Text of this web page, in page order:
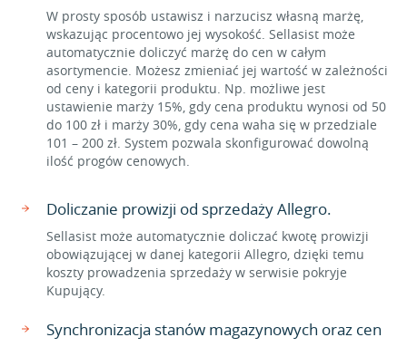
W prosty sposób ustawisz i narzucisz własną marżę,
wskazując procentowo jej wysokość. Sellasist może
automatycznie doliczyć marżę do cen w całym
asortymencie. Możesz zmieniać jej wartość w zależności
od ceny i kategorii produktu. Np. możliwe jest
ustawienie marży 15%, gdy cena produktu wynosi od 50
do 100 zł i marży 30%, gdy cena waha się w przedziale
101 – 200 zł. System pozwala skonfigurować dowolną
ilość progów cenowych.
Doliczanie prowizji od sprzedaży Allegro.
Sellasist może automatycznie doliczać kwotę prowizji
obowiązującej w danej kategorii Allegro, dzięki temu
koszty prowadzenia sprzedaży w serwisie pokryje
Kupujący.
Synchronizacja stanów magazynowych oraz cen